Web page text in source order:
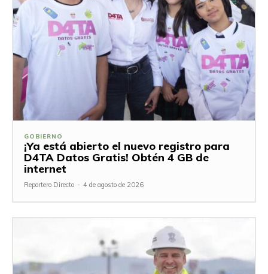
GOBIERNO
¡Ya está abierto el nuevo registro para
D4TA Datos Gratis! Obtén 4 GB de
internet
Reportero Directo - 4 de agosto de 2026